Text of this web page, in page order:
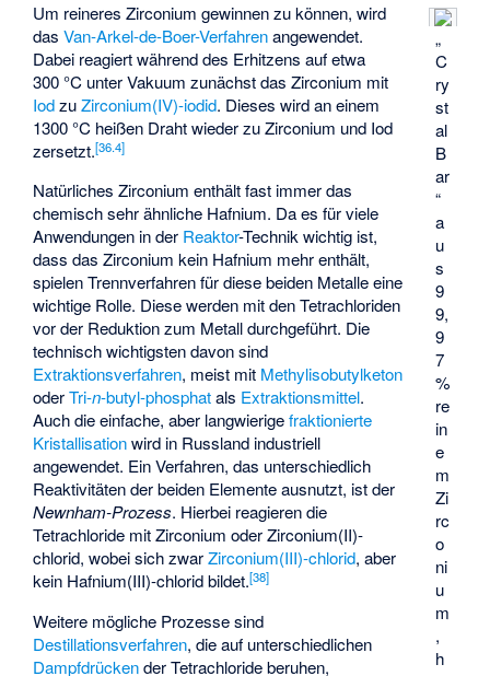
„
C
ry
st
al
B
ar
“
a
u
s
9
9,
9
7
%
re
in
e
m
Zi
rc
o
ni
u
m
,
h
Um reineres Zirconium gewinnen zu können, wird
dasVan-Arkel-de-Boer-Verfahrenangewendet.
Dabei reagiert während des Erhitzens auf etwa
300 °C unter Vakuum zunächst das Zirconium mit
IodzuZirconium(IV)-iodid. Dieses wird an einem
1300 °C heißen Draht wieder zu Zirconium und Iod
zersetzt.[36.4]
Natürliches Zirconium enthält fast immer das
chemisch sehr ähnliche Hafnium. Da es für viele
Anwendungen in der Reaktor-Technik wichtig ist,
dass das Zirconium kein Hafnium mehr enthält,
spielen Trennverfahren für diese beiden Metalle eine
wichtige Rolle. Diese werden mit den Tetrachloriden
vor der Reduktion zum Metall durchgeführt. Die
technisch wichtigsten davon sind
Extraktionsverfahren, meist mit Methylisobutylketon
oderTri-n-butyl-phosphatals Extraktionsmittel.
Auch die einfache, aber langwierigefraktionierte
Kristallisationwird in Russland industriell
angewendet. Ein Verfahren, das unterschiedlich
Reaktivitäten der beiden Elemente ausnutzt, ist der
Newnham-Prozess. Hierbei reagieren die
Tetrachloride mit Zirconium oder Zirconium(II)-
chlorid, wobei sich zwarZirconium(III)-chlorid, aber
kein Hafnium(III)-chlorid bildet.[38]
Weitere mögliche Prozesse sind
Destillationsverfahren, die auf unterschiedlichen
Dampfdrückender Tetrachloride beruhen,